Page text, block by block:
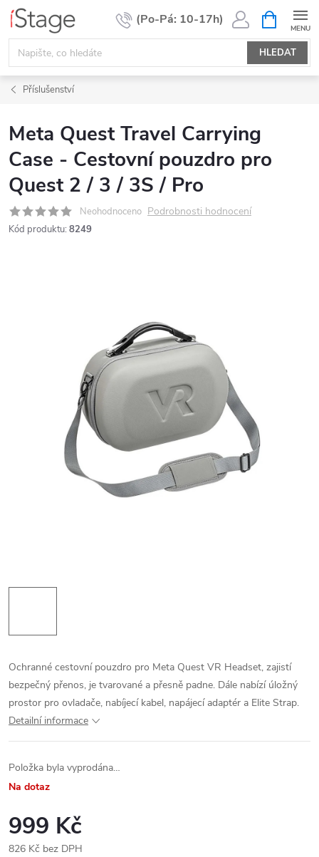
Přejít
obsah
HLEDAT
NÁKUPNÍ
KOŠÍK
Příslušenství
Meta Quest Travel Carrying
Case - Cestovní pouzdro pro
Quest 2 / 3 / 3S / Pro
Neohodnoceno Podrobnosti hodnocení
Kód produktu: 8249
Ochranné cestovní pouzdro pro Meta Quest VR Headset, zajistí
bezpečný přenos, je tvarované a přesně padne. Dále nabízí úložný
prostor pro ovladače, nabíjecí kabel, napájecí adaptér a Elite Strap.
Detailní informace
Položka byla vyprodána…
Na dotaz
999 Kč
826 Kč bez DPH